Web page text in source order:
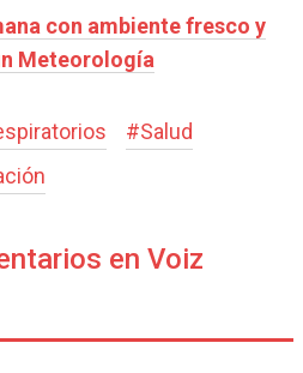
con ambiente fresco y
Meteorología
#Salud
en Voiz